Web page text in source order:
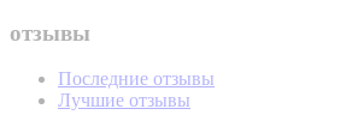
отзывы
Последние отзывы
Лучшие отзывы